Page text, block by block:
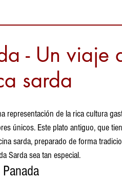
- Un viaje
sarda
representación de la rica cultura
únicos. Este plato antiguo, que
sarda, preparado de forma
Sarda sea tan especial.